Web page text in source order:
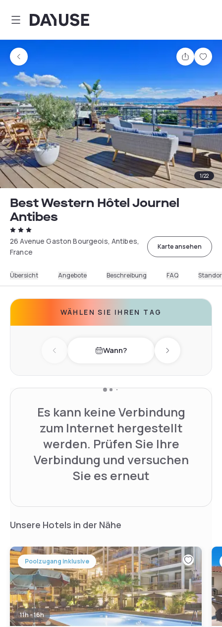
Dayuse
Teilen
1/22
Best Western Hôtel Journel
Antibes
26 Avenue Gaston Bourgeois, Antibes,
France
Karte ansehen
Übersicht Angebote Beschreibung FAQ
WÄHLEN SIE IHREN TAG
Previous day Wann? Next day
Es kann keine Verbindung
zum Internet hergestellt
werden. Prüfen Sie Ihre
Verbindung und versuchen
Sie es erneut
Unsere Hotels in der Nähe
Poolzugang inklusive
11h - 16h